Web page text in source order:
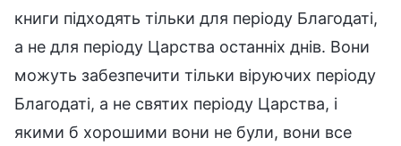
книги підходять тільки для періоду Благодаті,
а не для періоду Царства останніх днів. Вони
можуть забезпечити тільки віруючих періоду
Благодаті, а не святих періоду Царства, і
якими б хорошими вони не були, вони все